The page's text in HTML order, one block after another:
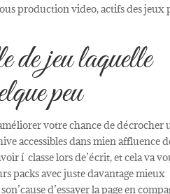
production video, actifs des jeux
de jeu laquelle
peu
votre chance de décrocher
accessibles dans mien affluence
í classe lors de’écrit, et cela va
packs avec juste davantage mieux
d’essayer la page en